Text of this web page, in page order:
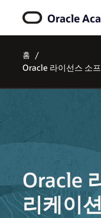
Oracle
Oracle
리케이션
홈
Oracle 라이선스 소